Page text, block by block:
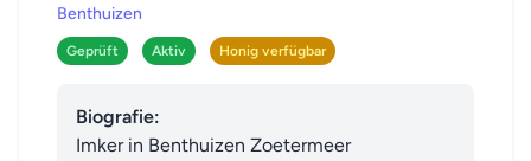
Benthuizen
Geprüft Aktiv Honig verfügbar
Biografie:
Imker in Benthuizen Zoetermeer